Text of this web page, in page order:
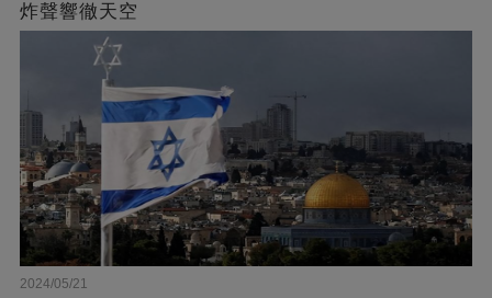
炸聲響徹天空
2024/05/21